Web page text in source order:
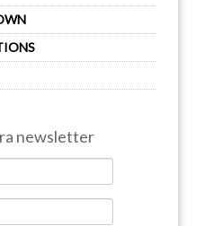
newsletter